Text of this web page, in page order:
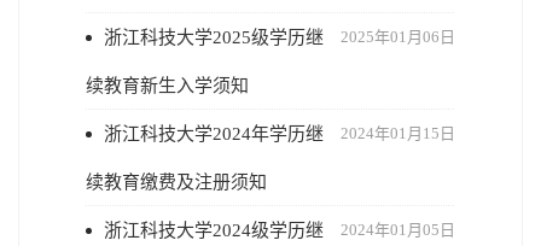
2025年01月06日
浙江科技大学2025级学历继
续教育新生入学须知
2024年01月15日
浙江科技大学2024年学历继
续教育缴费及注册须知
2024年01月05日
浙江科技大学2024级学历继